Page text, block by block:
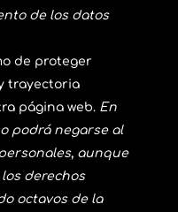
de los datos
de proteger
trayectoria
página web. En
podrá negarse al
, aunque
derechos
octavos de la